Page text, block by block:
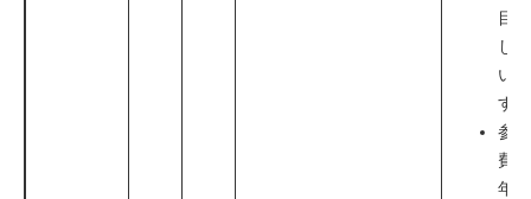
目
し
い
す
参
費
年